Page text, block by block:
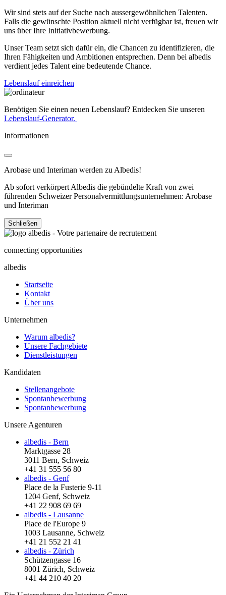
Wir sind stets auf der Suche nach aussergewöhnlichen Talenten.
Falls die gewünschte Position aktuell nicht verfügbar ist, freuen wir
uns über Ihre Initiativbewerbung.
Unser Team setzt sich dafür ein, die Chancen zu identifizieren, die
Ihren Fähigkeiten und Ambitionen entsprechen. Denn bei albedis
verdient jedes Talent eine bedeutende Chance.
Lebenslauf einreichen
Benötigen Sie einen neuen Lebenslauf? Entdecken Sie unseren
Lebenslauf-Generator.
Informationen
Arobase und Interiman werden zu Albedis!
Ab sofort verkörpert Albedis die gebündelte Kraft von zwei
führenden Schweizer Personalvermittlungsunternehmen: Arobase
und Interiman
Schließen
connecting opportunities
albedis
Startseite
Kontakt
Über uns
Unternehmen
Warum albedis?
Unsere Fachgebiete
Dienstleistungen
Kandidaten
Stellenangebote
Spontanbewerbung
Spontanbewerbung
Unsere Agenturen
albedis - Bern
Marktgasse 28
3011 Bern, Schweiz
+41 31 555 56 80
albedis - Genf
Place de la Fusterie 9-11
1204 Genf, Schweiz
+41 22 908 69 69
albedis - Lausanne
Place de l'Europe 9
1003 Lausanne, Schweiz
+41 21 552 21 41
albedis - Zürich
Schützengasse 16
8001 Zürich, Schweiz
+41 44 210 40 20